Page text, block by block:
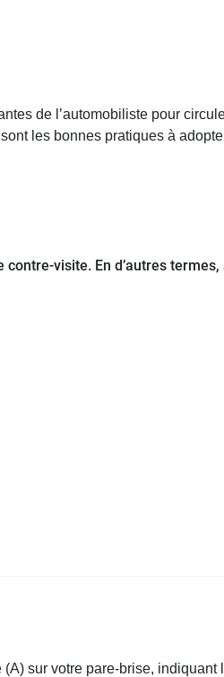
de l’automobiliste pour
les bonnes pratiques à
contre-visite. En d’autres
sur votre pare-brise, indiquant